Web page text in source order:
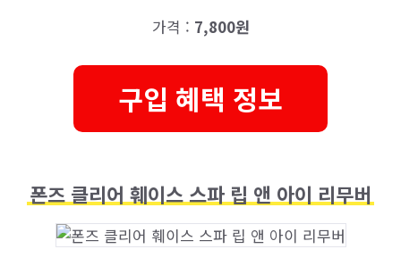
가격 : 7,800원
구입 혜택 정보
폰즈 클리어 훼이스 스파 립 앤 아이 리무버